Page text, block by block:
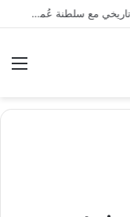
.تعرف على متوسط أسعار الذهب في صنعاء وعدن الخميس – 06/08/2026